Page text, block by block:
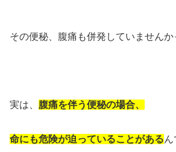
その便秘、腹痛も併発していませんか
実は、 腹痛を伴う便秘の場合、
命にも危険が迫っていることがあるん